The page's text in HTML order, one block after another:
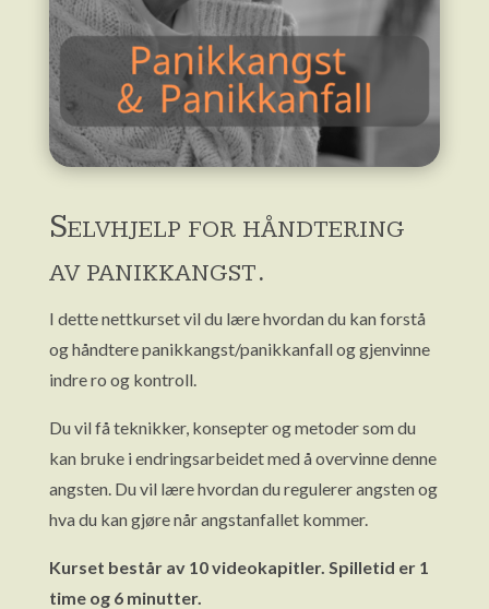
Selvhjelp for håndtering
av panikkangst.
I dette nettkurset vil du lære hvordan du kan forstå
og håndtere panikkangst/panikkanfall og gjenvinne
indre ro og kontroll.
Du vil få teknikker, konsepter og metoder som du
kan bruke i endringsarbeidet med å overvinne denne
angsten. Du vil lære hvordan du regulerer angsten og
hva du kan gjøre når angstanfallet kommer.
Kurset består av 10 videokapitler. Spilletid er 1
time og 6 minutter.